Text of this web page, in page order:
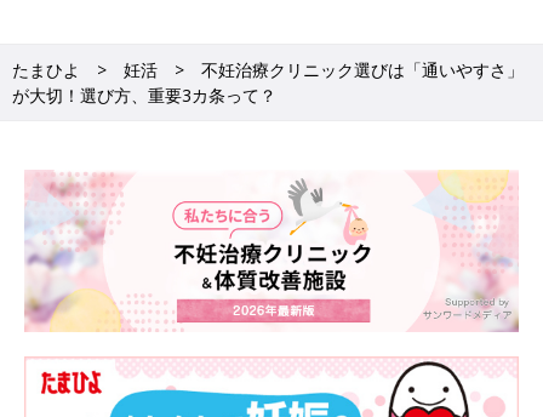
たまひよ 妊活
不妊治療クリニック選びは「通いやすさ」
が大切！選び方、重要3カ条って？